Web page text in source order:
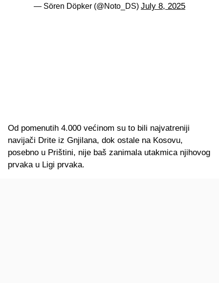
— Sören Döpker (@Noto_DS) July 8, 2025
Od pomenutih 4.000 većinom su to bili najvatreniji
navijači Drite iz Gnjilana, dok ostale na Kosovu,
posebno u Prištini, nije baš zanimala utakmica njihovog
prvaka u Ligi prvaka.